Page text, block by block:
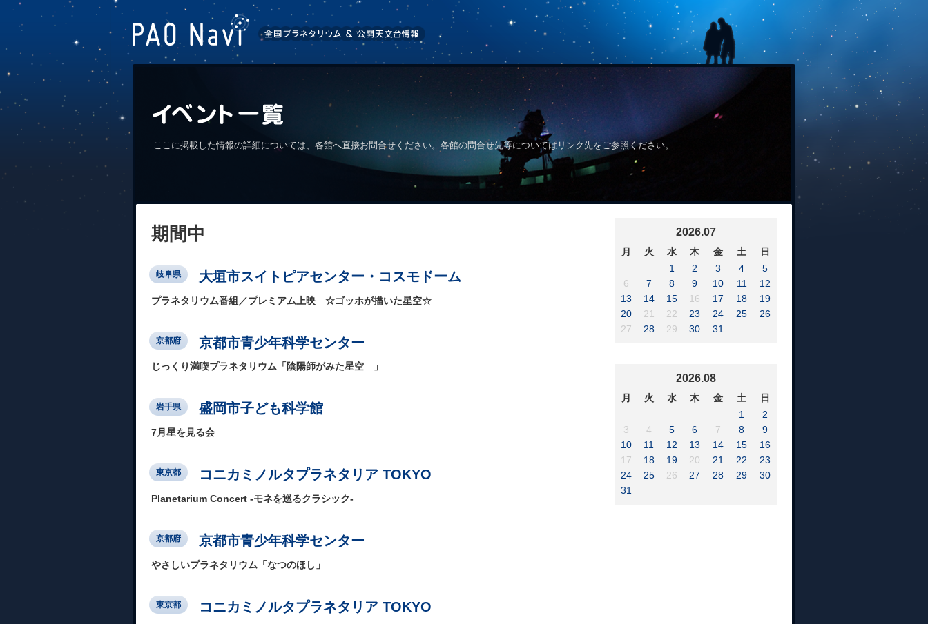
ここに掲載した情報の詳細については、各館へ直接お問合せください。各館の問合せ先等についてはリンク先をご参照ください。
2026.07
月 火 水 木 金 土
日
1
2 3 4
5
6
7 8 9 10 11
12
13
14 15 16 17 18
19
20
21 22 23 24 25
26
27
28 29 30 31
2026.08
月 火 水 木 金 土
日
1
2
3
4 5 6 7 8
9
10
11 12 13 14 15
16
17
18 19 20 21 22
23
24
25 26 27 28 29
30
31
期間中
岐阜県 大垣市スイトピアセンター・コスモドーム
プラネタリウム番組／プレミアム上映 ☆ゴッホが描いた星空☆
京都府 京都市青少年科学センター
じっくり満喫プラネタリウム「陰陽師がみた星空 」
岩手県 盛岡市子ども科学館
7月星を見る会
東京都 コニカミノルタプラネタリア TOKYO
Planetarium Concert -モネを巡るクラシック-
京都府 京都市青少年科学センター
やさしいプラネタリウム「なつのほし」
東京都 コニカミノルタプラネタリア TOKYO